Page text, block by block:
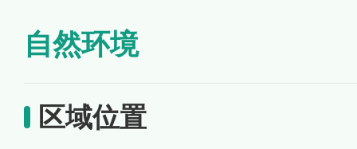
自然环境
区域位置